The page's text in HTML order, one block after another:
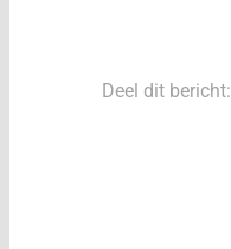
Deel dit bericht: